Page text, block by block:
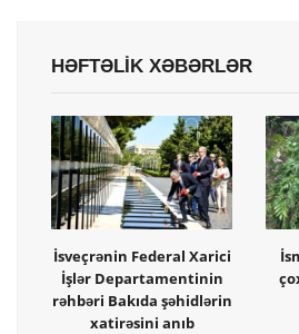
HƏFTƏLİK XƏBƏRLƏR
İsveçrənin Federal Xarici
İşlər Departamentinin
rəhbəri Bakıda şəhidlərin
xatirəsini anıb